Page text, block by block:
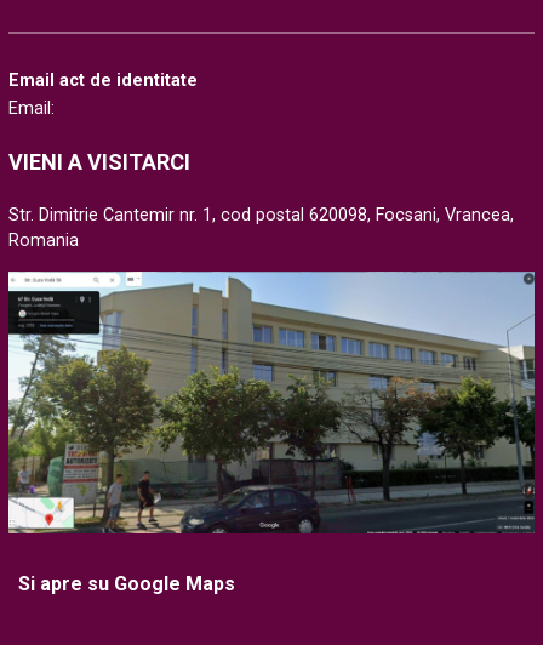
Email act de identitate
Email:
VIENI A VISITARCI
Str. Dimitrie Cantemir nr. 1, cod postal 620098, Focsani, Vrancea,
Romania
Si apre su Google Maps